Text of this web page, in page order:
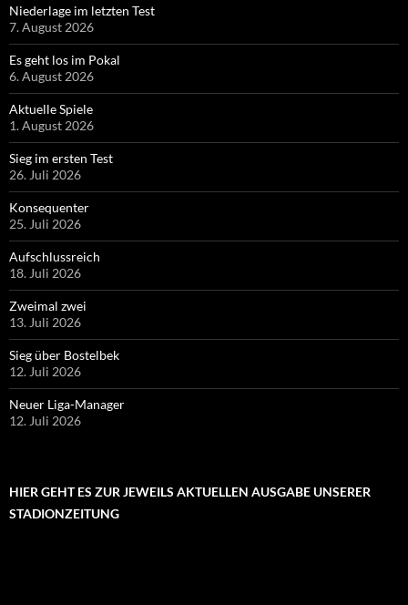
Niederlage im letzten Test
7. August 2026
Es geht los im Pokal
6. August 2026
Aktuelle Spiele
1. August 2026
Sieg im ersten Test
26. Juli 2026
Konsequenter
25. Juli 2026
Aufschlussreich
18. Juli 2026
Zweimal zwei
13. Juli 2026
Sieg über Bostelbek
12. Juli 2026
Neuer Liga-Manager
12. Juli 2026
HIER GEHT ES ZUR JEWEILS AKTUELLEN AUSGABE UNSERER
STADIONZEITUNG